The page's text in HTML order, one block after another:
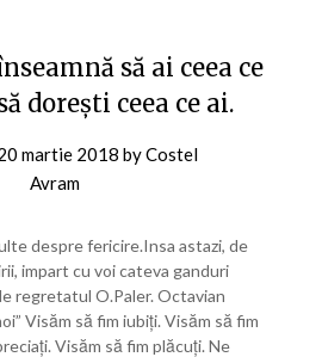
să ai ceea ce
doreşti ceea ce ai.
martie 2018 byCostel
Avram
despre fericire.Insa astazi, de
impart cu voi cateva ganduri
regretatul O.Paler. Octavian
Visăm să fim iubiţi. Visăm să fim
Visăm să fim plăcuţi. Ne